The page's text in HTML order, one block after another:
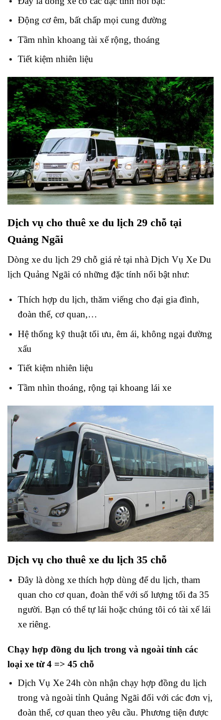
Động cơ êm, bất chấp mọi cung đường
Tầm nhìn khoang tài xế rộng, thoáng
Tiết kiệm nhiên liệu
Dịch vụ cho thuê xe du lịch 29 chỗ tại
Quảng Ngãi
Dòng xe du lịch 29 chỗ giá rẻ tại nhà Dịch Vụ Xe Du
lịch Quảng Ngãi có những đặc tính nổi bật như:
Thích hợp du lịch, thăm viếng cho đại gia đình,
đoàn thể, cơ quan,…
Hệ thống kỹ thuật tối ưu, êm ái, không ngại đường
xấu
Tiết kiệm nhiên liệu
Tầm nhìn thoáng, rộng tại khoang lái xe
Dịch vụ cho thuê xe du lịch 35 chỗ
Đây là dòng xe thích hợp dùng để du lịch, tham
quan cho cơ quan, đoàn thể với số lượng tối đa 35
người. Bạn có thể tự lái hoặc chúng tôi có tài xế lái
xe riêng.
Chạy hợp đồng du lịch trong và ngoài tỉnh các
loại xe từ 4 => 45 chỗ
Dịch Vụ Xe 24h còn nhận chạy hợp đồng du lịch
trong và ngoài tỉnh Quảng Ngãi đối với các đơn vị,
đoàn thể, cơ quan theo yêu cầu. Phương tiện được